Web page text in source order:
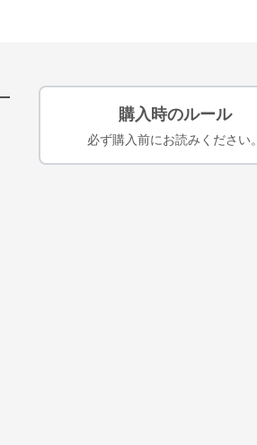
購入時のルール
必ず購入前にお読みください。